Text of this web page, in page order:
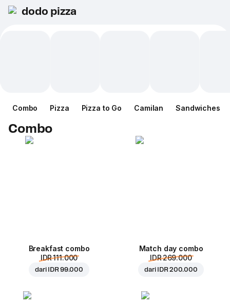
dodo pizza
Combo Pizza Pizza to Go Camilan Sandwiches
Combo
Breakfast combo
IDR 111.000
dari IDR 99.000
Match day combo
IDR 269.000
dari IDR 200.000